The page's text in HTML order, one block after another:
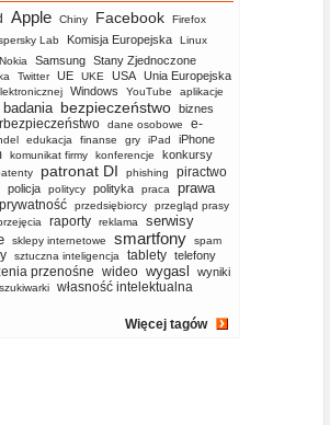
Apple Chiny Facebook Firefox
Lab Komisja Europejska Linux
Nokia Samsung Stany Zjednoczone
Twitter UE UKE USA Unia Europejska
Windows YouTube aplikacje
badania bezpieczeństwo biznes
dane osobowe
e-
edukacja finanse gry iPad iPhone
komunikat firmy konferencje konkursy
patronat DI phishing piractwo
policja politycy polityka praca
prawa
prywatność przedsiębiorcy
przegląd prasy
raporty reklama
serwisy
sklepy internetowe smartfony
spam
sztuczna inteligencja tablety telefony
przenośne wideo wygasl
wyniki
własność intelektualna
Więcej tagów